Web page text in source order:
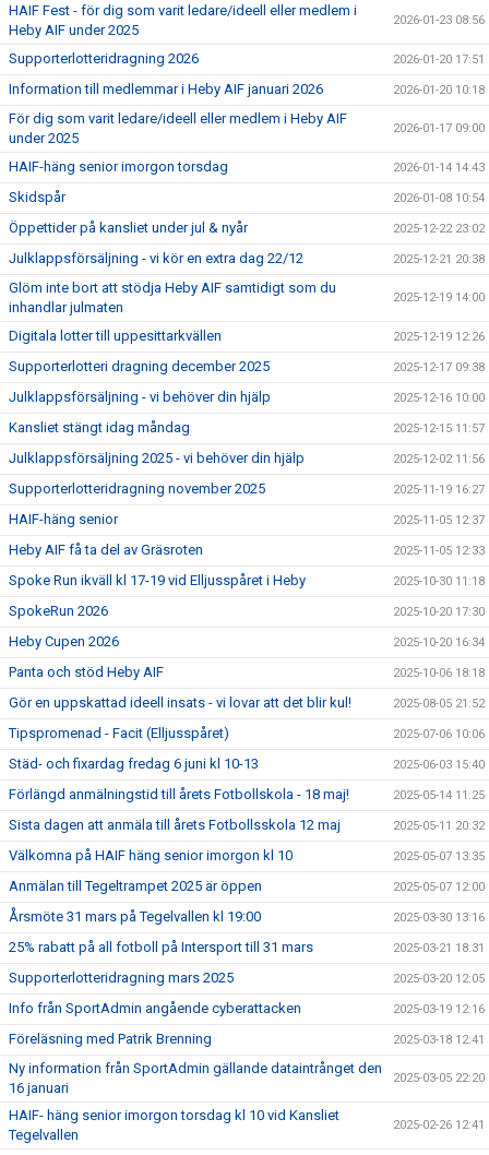
HAIF Fest - för dig som varit ledare/ideell eller medlem i
Heby AIF under 2025
2026-01-23 08:56
Supporterlotteridragning 2026 2026-01-20 17:51
Information till medlemmar i Heby AIF januari 2026 2026-01-20 10:18
För dig som varit ledare/ideell eller medlem i Heby AIF
under 2025
2026-01-17 09:00
HAIF-häng senior imorgon torsdag 2026-01-14 14:43
Skidspår 2026-01-08 10:54
Öppettider på kansliet under jul & nyår 2025-12-22 23:02
Julklappsförsäljning - vi kör en extra dag 22/12 2025-12-21 20:38
Glöm inte bort att stödja Heby AIF samtidigt som du
inhandlar julmaten
2025-12-19 14:00
Digitala lotter till uppesittarkvällen 2025-12-19 12:26
Supporterlotteri dragning december 2025 2025-12-17 09:38
Julklappsförsäljning - vi behöver din hjälp 2025-12-16 10:00
Kansliet stängt idag måndag 2025-12-15 11:57
Julklappsförsäljning 2025 - vi behöver din hjälp 2025-12-02 11:56
Supporterlotteridragning november 2025 2025-11-19 16:27
HAIF-häng senior 2025-11-05 12:37
Heby AIF få ta del av Gräsroten 2025-11-05 12:33
Spoke Run ikväll kl 17-19 vid Elljusspåret i Heby 2025-10-30 11:18
SpokeRun 2026 2025-10-20 17:30
Heby Cupen 2026 2025-10-20 16:34
Panta och stöd Heby AIF 2025-10-06 18:18
Gör en uppskattad ideell insats - vi lovar att det blir kul! 2025-08-05 21:52
Tipspromenad - Facit (Elljusspåret) 2025-07-06 10:06
Städ- och fixardag fredag 6 juni kl 10-13 2025-06-03 15:40
Förlängd anmälningstid till årets Fotbollskola - 18 maj! 2025-05-14 11:25
Sista dagen att anmäla till årets Fotbollsskola 12 maj 2025-05-11 20:32
Välkomna på HAIF häng senior imorgon kl 10 2025-05-07 13:35
Anmälan till Tegeltrampet 2025 är öppen 2025-05-07 12:00
Årsmöte 31 mars på Tegelvallen kl 19:00 2025-03-30 13:16
25% rabatt på all fotboll på Intersport till 31 mars 2025-03-21 18:31
Supporterlotteridragning mars 2025 2025-03-20 12:05
Info från SportAdmin angående cyberattacken 2025-03-19 12:16
Föreläsning med Patrik Brenning 2025-03-18 12:41
Ny information från SportAdmin gällande dataintrånget den
16 januari
2025-03-05 22:20
HAIF- häng senior imorgon torsdag kl 10 vid Kansliet
Tegelvallen
2025-02-26 12:41